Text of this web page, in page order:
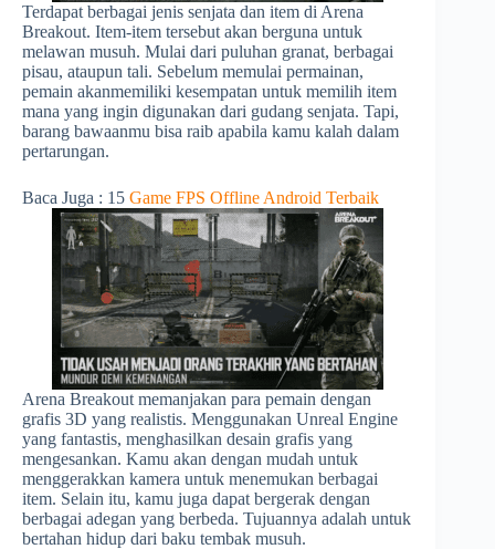
Terdapat berbagai jenis senjata dan item di Arena
Breakout. Item-item tersebut akan berguna untuk
melawan musuh. Mulai dari puluhan granat, berbagai
pisau, ataupun tali. Sebelum memulai permainan,
pemain akanmemiliki kesempatan untuk memilih item
mana yang ingin digunakan dari gudang senjata. Tapi,
barang bawaanmu bisa raib apabila kamu kalah dalam
pertarungan.
Baca Juga : 15 Game FPS Offline Android Terbaik
Arena Breakout memanjakan para pemain dengan
grafis 3D yang realistis. Menggunakan Unreal Engine
yang fantastis, menghasilkan desain grafis yang
mengesankan. Kamu akan dengan mudah untuk
menggerakkan kamera untuk menemukan berbagai
item. Selain itu, kamu juga dapat bergerak dengan
berbagai adegan yang berbeda. Tujuannya adalah untuk
bertahan hidup dari baku tembak musuh.